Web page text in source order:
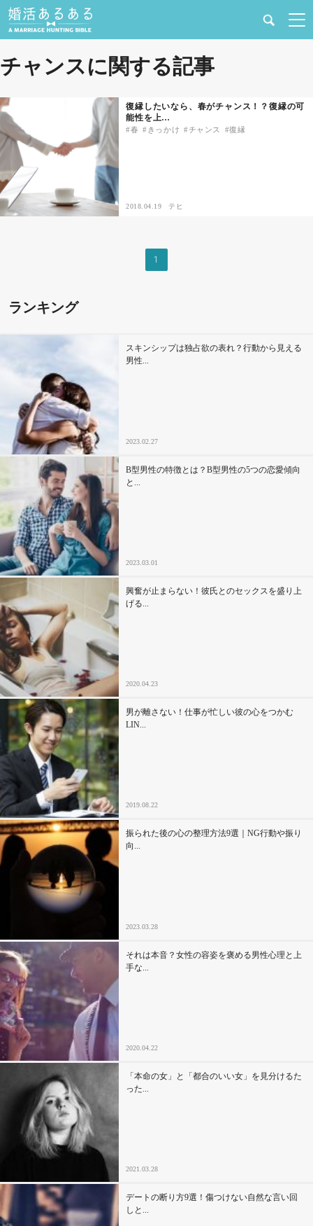
健康
恋愛の悩み
出会い
合コン・街コン
あるある
ドキドキ
仕事とキャリア
特集
占い・診断
ファッション・美容
グルメ
趣味・旅行
セックスライフ
不倫・だめ男
感動
心の処方箋
カルチャー・トレンド・芸能
驚き
チャンスに関する記事
復縁したいなら、春がチャンス！？復縁の可
能性を上…
春 きっかけ チャンス 復縁
2018.04.19 テヒ
1
ランキング
スキンシップは独占欲の表れ？行動から見える
男性...
2023.02.27
B型男性の特徴とは？B型男性の5つの恋愛傾向
と...
2023.03.01
興奮が止まらない！彼氏とのセックスを盛り上
げる...
2020.04.23
男が離さない！仕事が忙しい彼の心をつかむ
LIN...
2019.08.22
振られた後の心の整理方法9選｜NG行動や振り
向...
2023.03.28
それは本音？女性の容姿を褒める男性心理と上
手な...
2020.04.22
「本命の女」と「都合のいい女」を見分けるた
った...
2021.03.28
デートの断り方9選！傷つけない自然な言い回
しと...